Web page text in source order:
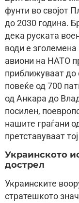
фунти во својот
до 2030 година.
дека руската
води е зголемена
авиони на НАТО
приближуваат до
повеќе од 700
од Анкара до
посилен,
нашите граѓани
претставуваат
Украинското
дострел
Украинските
стратешкото